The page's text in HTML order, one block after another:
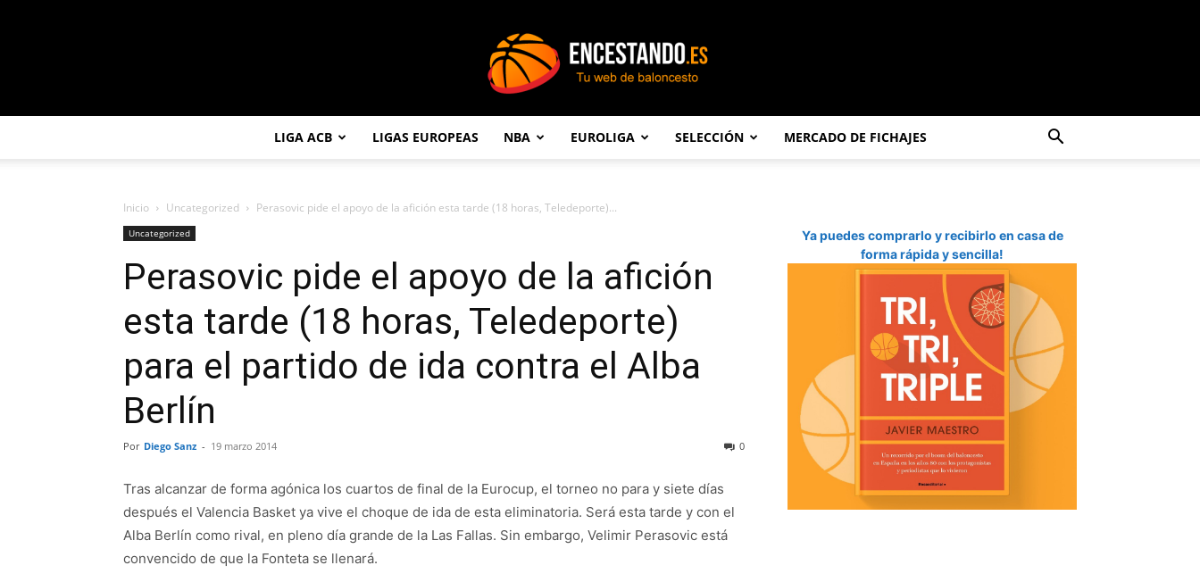
LIGA ACB LIGAS EUROPEAS NBA EUROLIGA SELECCIÓN MERCADO DE FICHAJES
Inicio Uncategorized Perasovic pide el apoyo de la afición esta tarde (18 horas, Teledeporte)...
Uncategorized
Perasovic pide el apoyo de la afición
esta tarde (18 horas, Teledeporte)
para el partido de ida contra el Alba
Berlín
Por Diego Sanz - 19 marzo 2014 0
Tras alcanzar de forma agónica los cuartos de final de la Eurocup, el torneo no para y siete días
después el Valencia Basket ya vive el choque de ida de esta eliminatoria. Será esta tarde y con el
Alba Berlín como rival, en pleno día grande de la Las Fallas. Sin embargo, Velimir Perasovic está
convencido de que la Fonteta se llenará.
Ya puedes comprarlo y recibirlo en casa de
forma rápida y sencilla!